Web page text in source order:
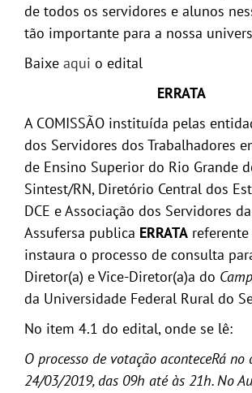
de todos os servidores e alunos
tão importante para a nossa
Baixe aqui o edital
ERRATA
A COMISSÃO instituída pelas
dos Servidores dos Trabalhadores
de Ensino Superior do Rio Grande
Sintest/RN, Diretório Central dos
DCE e Associação dos Servidores
Assufersa publica ERRATAreferente
instaura o processo de consulta
Diretor(a) e Vice-Diretor(a)a do
da Universidade Federal Rural do
No item 4.1 do edital, onde se lê:
O processo de votação aconteceRá no
24/03/2019, das 09h até às 21h. No